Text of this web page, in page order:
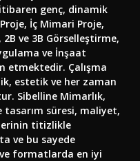
genç, dinamik
İç Mimari Proje,
ve 3B Görselleştirme,
ve İnşaat
etmektedir. Çalışma
estetik ve her zaman
Sibelline Mimarlık,
tasarım süresi, maliyet,
titizlikle
ve bu sayede
formatlarda en iyi